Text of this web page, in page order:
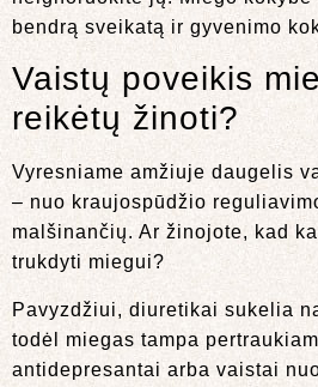
bendrą sveikatą ir gyvenimo
Vaistų poveikis
reikėtų žinoti?
Vyresniame amžiuje daugelis
– nuo kraujospūdžio
malšinančių. Ar žinojote, kad
trukdyti miegui?
Pavyzdžiui, diuretikai sukelia
todėl miegas tampa
antidepresantai arba vaistai